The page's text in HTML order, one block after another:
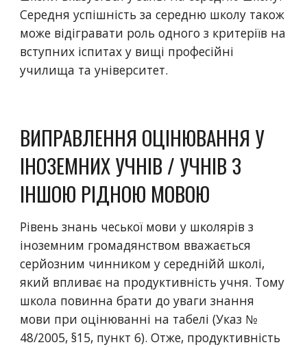
Середня успішність за середню школу також
може відігравати роль одного з критеріїв на
вступних іспитах у вищі професійні
училища та університет.
ВИПРАВЛЕННЯ ОЦІНЮВАННЯ У
ІНОЗЕМНИХ УЧНІВ / УЧНІВ З
ІНШОЮ РІДНОЮ МОВОЮ
Рівень знань чеської мови у школярів з
іноземним громадянством вважається
серйозним чинником у середнійй школі,
який впливає на продуктивність учня. Тому
школа повинна брати до уваги знання
мови при оцінюванні на табелі (Указ №
48/2005, §15, пункт 6). Отже, продуктивність